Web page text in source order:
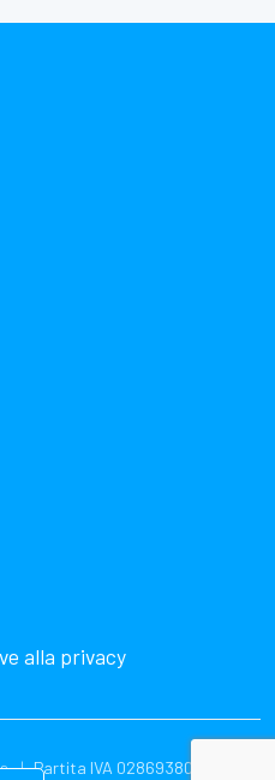
alla privacy
Partita IVA 02869380549